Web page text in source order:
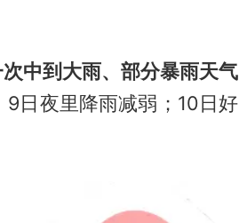
中到大雨、部分暴雨天气
日夜里降雨减弱；10日好